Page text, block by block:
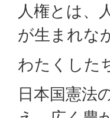
人権とは、
が生まれな
わたくした
日本国憲法